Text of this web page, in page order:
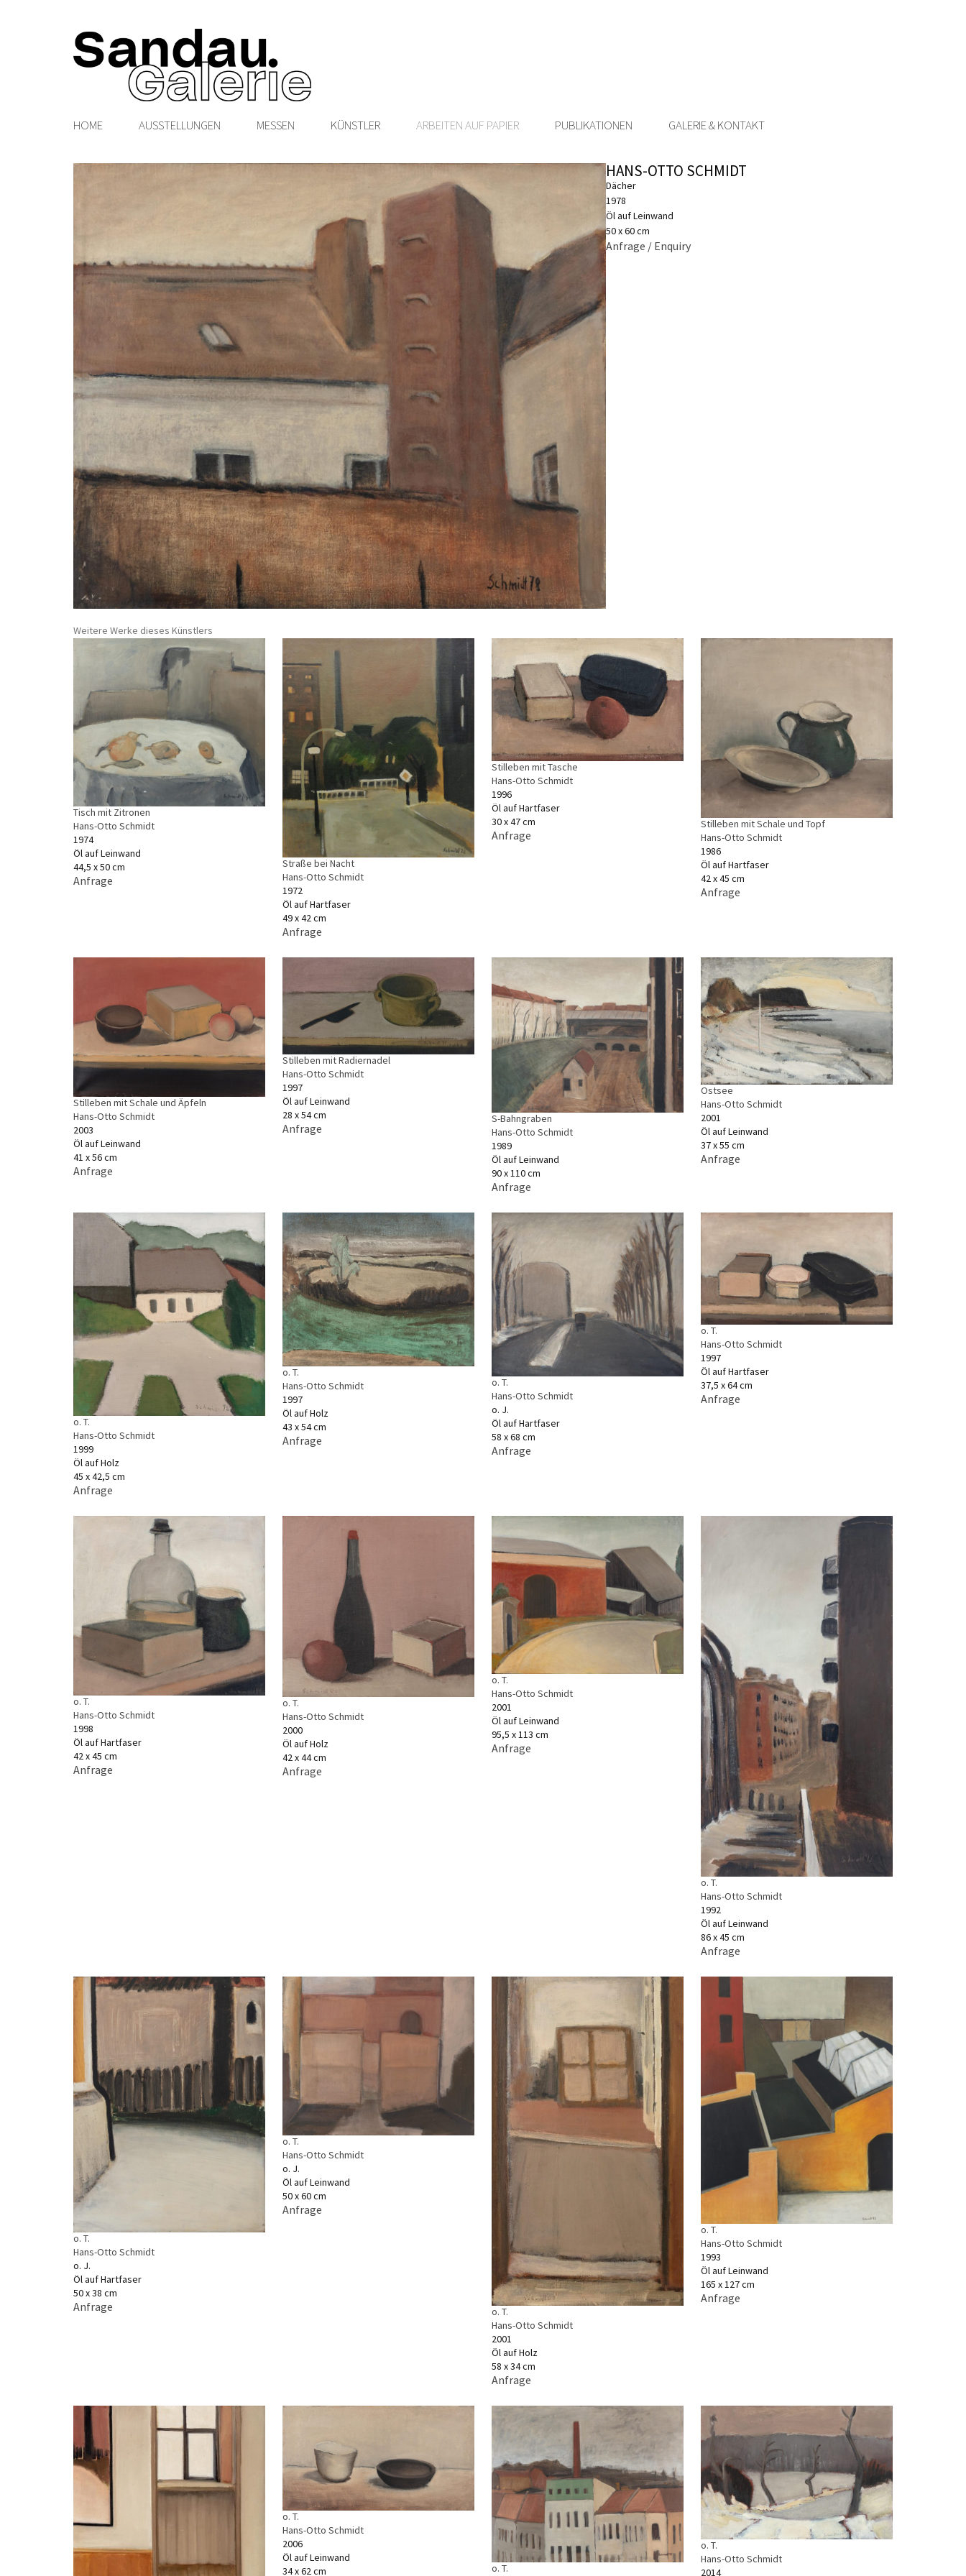
HOME AUSSTELLUNGEN MESSEN KÜNSTLER ARBEITEN AUF PAPIER PUBLIKATIONEN GALERIE & KONTAKT
HANS-OTTO SCHMIDT
Dächer
1978
Öl auf Leinwand
50 x 60 cm
Anfrage / Enquiry
Weitere Werke dieses Künstlers
Tisch mit Zitronen
Hans-Otto Schmidt
1974
Öl auf Leinwand
44,5 x 50 cm
Anfrage
Straße bei Nacht
Hans-Otto Schmidt
1972
Öl auf Hartfaser
49 x 42 cm
Anfrage
Stilleben mit Tasche
Hans-Otto Schmidt
1996
Öl auf Hartfaser
30 x 47 cm
Anfrage
Stilleben mit Schale und Topf
Hans-Otto Schmidt
1986
Öl auf Hartfaser
42 x 45 cm
Anfrage
Stilleben mit Schale und Äpfeln
Hans-Otto Schmidt
2003
Öl auf Leinwand
41 x 56 cm
Anfrage
Stilleben mit Radiernadel
Hans-Otto Schmidt
1997
Öl auf Leinwand
28 x 54 cm
Anfrage
S-Bahngraben
Hans-Otto Schmidt
1989
Öl auf Leinwand
90 x 110 cm
Anfrage
Ostsee
Hans-Otto Schmidt
2001
Öl auf Leinwand
37 x 55 cm
Anfrage
o. T.
Hans-Otto Schmidt
1999
Öl auf Holz
45 x 42,5 cm
Anfrage
o. T.
Hans-Otto Schmidt
1997
Öl auf Holz
43 x 54 cm
Anfrage
o. T.
Hans-Otto Schmidt
o. J.
Öl auf Hartfaser
58 x 68 cm
Anfrage
o. T.
Hans-Otto Schmidt
1997
Öl auf Hartfaser
37,5 x 64 cm
Anfrage
o. T.
Hans-Otto Schmidt
1998
Öl auf Hartfaser
42 x 45 cm
Anfrage
o. T.
Hans-Otto Schmidt
2000
Öl auf Holz
42 x 44 cm
Anfrage
o. T.
Hans-Otto Schmidt
2001
Öl auf Leinwand
95,5 x 113 cm
Anfrage
o. T.
Hans-Otto Schmidt
1992
Öl auf Leinwand
86 x 45 cm
Anfrage
o. T.
Hans-Otto Schmidt
o. J.
Öl auf Hartfaser
50 x 38 cm
Anfrage
o. T.
Hans-Otto Schmidt
o. J.
Öl auf Leinwand
50 x 60 cm
Anfrage
o. T.
Hans-Otto Schmidt
2001
Öl auf Holz
58 x 34 cm
Anfrage
o. T.
Hans-Otto Schmidt
1993
Öl auf Leinwand
165 x 127 cm
Anfrage
o. T.
Hans-Otto Schmidt
2006
Öl auf Leinwand
34 x 62 cm
o. T.
o. T.
Hans-Otto Schmidt
2014